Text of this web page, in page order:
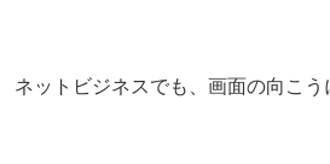
ネットビジネスでも、画面の向こう